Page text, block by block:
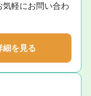
軽にお問い合わ
細を見る